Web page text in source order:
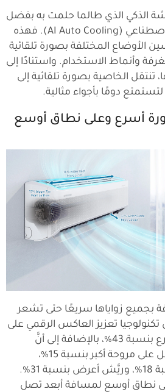
الذكي الذي طالما حلمت به بفضل
التبريد التلقائي بالذكاء الاصطناعي (AI Auto Cooling). فهذه
الأوضاع المختلفة بصورة تلقائية
وأنماط الاستخدام. واستنادًا إلى
تنتقل الخاصية بصورة تلقائية إلى
دومًا بأجواء مثالية.
أسرع وعلى نطاق أوسع
بجميع زواياها سريعًا حتى تشعر
تكنولوجيا تعزيز العاكس الرقمي على
تبريد الهواء على نحو أسرع بنسبة 43%، بالإضافة إلى أنَّ
التصميم المتقدم يشتمل على مروحة أكبر بنسبة 15%،
ومدخل هواء أوسع بنسبة 18%، وريَّش أعرض بنسبة 31%.
على نطاق أوسع لمسافة أبعد تصل